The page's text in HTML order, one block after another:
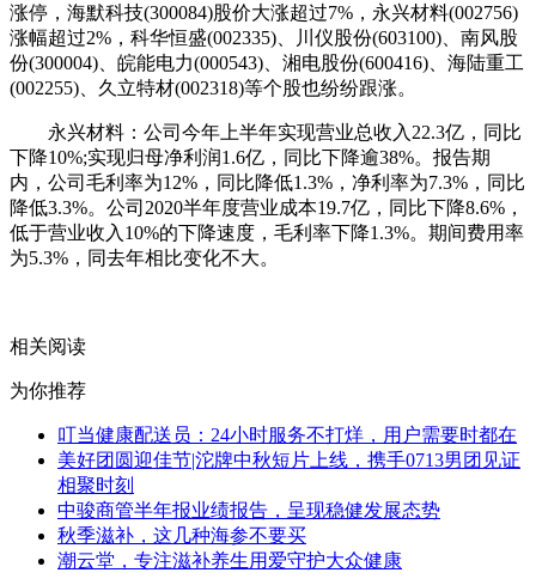
涨停，海默科技(300084)股价大涨超过7%，永兴材料(002756)
涨幅超过2%，科华恒盛(002335)、川仪股份(603100)、南风股
份(300004)、皖能电力(000543)、湘电股份(600416)、海陆重工
(002255)、久立特材(002318)等个股也纷纷跟涨。
永兴材料：公司今年上半年实现营业总收入22.3亿，同比
下降10%;实现归母净利润1.6亿，同比下降逾38%。报告期
内，公司毛利率为12%，同比降低1.3%，净利率为7.3%，同比
降低3.3%。公司2020半年度营业成本19.7亿，同比下降8.6%，
低于营业收入10%的下降速度，毛利率下降1.3%。期间费用率
为5.3%，同去年相比变化不大。
相关阅读
为你推荐
叮当健康配送员：24小时服务不打烊，用户需要时都在
美好团圆迎佳节|沱牌中秋短片上线，携手0713男团见证
相聚时刻
中骏商管半年报业绩报告，呈现稳健发展态势
秋季滋补，这几种海参不要买
潮云堂，专注滋补养生用爱守护大众健康